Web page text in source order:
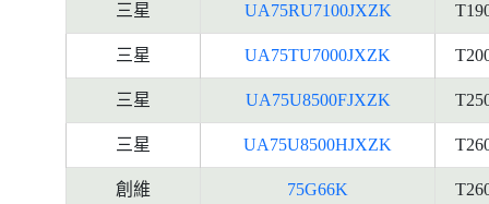
三星 UA75RU7100JXZK
三星 UA75TU7000JXZK
三星 UA75U8500FJXZK
三星 UA75U8500HJXZK
創維 75G66K